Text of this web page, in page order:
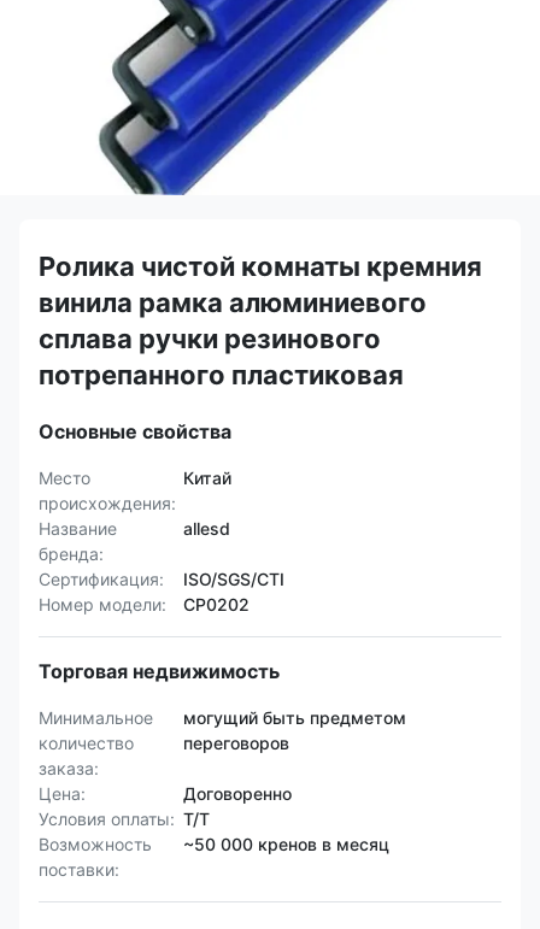
Ролика чистой комнаты кремния
винила рамка алюминиевого
сплава ручки резинового
потрепанного пластиковая
Основные свойства
Место
происхождения:
Китай
Название
бренда:
allesd
Сертификация:
ISO/SGS/CTI
Номер модели:
СР0202
Торговая недвижимость
Минимальное
количество
заказа:
могущий быть предметом
переговоров
Цена:
Договоренно
Условия оплаты: T/T
Возможность
поставки:
~50 000 кренов в месяц